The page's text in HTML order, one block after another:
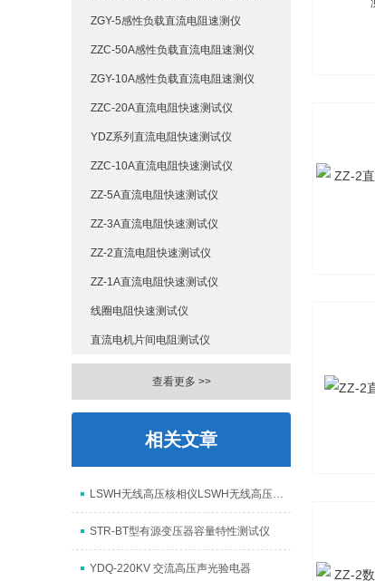
ZGY-5感性负载直流电阻速测仪
ZZC-50A感性负载直流电阻速测仪
ZGY-10A感性负载直流电阻速测仪
ZZC-20A直流电阻快速测试仪
YDZ系列直流电阻快速测试仪
ZZC-10A直流电阻快速测试仪
ZZ-5A直流电阻快速测试仪
ZZ-3A直流电阻快速测试仪
ZZ-2直流电阻快速测试仪
ZZ-1A直流电阻快速测试仪
线圈电阻快速测试仪
直流电机片间电阻测试仪
查看更多 >>
相关文章
LSWH无线高压核相仪LSWH无线高压核相器上海徐吉制造
STR-BT型有源变压器容量特性测试仪
YDQ-220KV 交流高压声光验电器